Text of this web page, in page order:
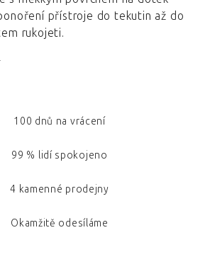
přístroje do tekutin až do
rukojeti.
100 dnů na vrácení
99 % lidí spokojeno
4 kamenné prodejny
Okamžitě odesíláme